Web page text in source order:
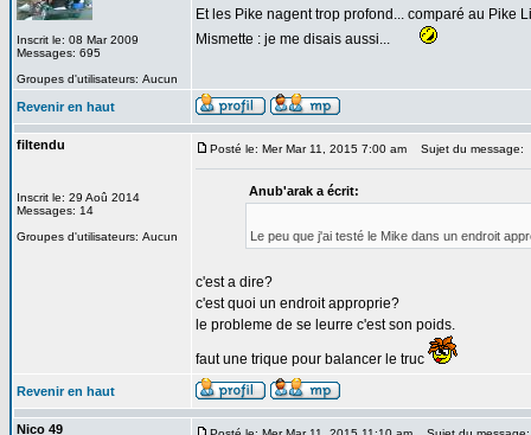
Inscrit le: 08 Mar 2009
Messages: 695
Groupes d'utilisateurs: Aucun
Et les Pike nagent trop profond... comparé au Pike
Mismette : je me disais aussi...
Revenir en haut
filtendu
Inscrit le: 29 Aoû 2014
Messages: 14
Groupes d'utilisateurs: Aucun
Posté le: Mer Mar 11, 2015 7:00 am Sujet du message:
Anub'arak a écrit:
Le peu que j'ai testé le Mike dans un endroit
c'est a dire?
c'est quoi un endroit approprie?
le probleme de se leurre c'est son poids.
faut une trique pour balancer le truc
Revenir en haut
Nico 49